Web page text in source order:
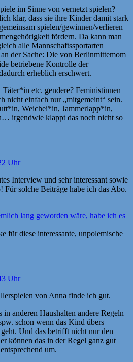
im Sinne von vernetzt spielen?
klar, dass sie ihre Kinder damit stark
spielen/gewinnen/verlieren
fördern. Da kann man
alle Mannschaftssportarten
der Sache: Die von Berlinmittemom
betriebene Kontrolle der
erheblich erschwert.
etc. gendere? Feministinnen
nicht einfach nur „mitgemeint“ sein.
Weichei*in, Jammerlapp*in,
irgendwie klappt das noch nicht so
Uhr
Interview und sehr interessant sowie
Für solche Beiträge habe ich das Abo.
lang geworden wäre, habe ich es
für diese interessante, unpolemische
Uhr
von Anna finde ich gut.
in anderen Haushalten andere Regeln
schon wenn das Kind übers
Und das betrifft nicht nur den
können das in der Regel ganz gut
um.